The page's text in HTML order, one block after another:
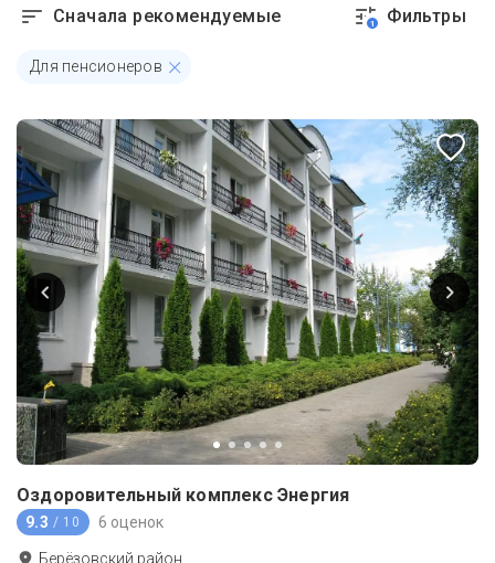
Сначала рекомендуемые 1 Фильтры
Для пенсионеров
Оздоровительный комплекс Энергия
9.3 / 10 6 оценок
Берёзовский район